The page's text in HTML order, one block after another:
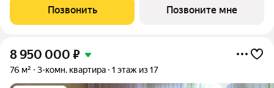
этаже, в жилом комплексе "Томилино Парк".Квартира
комплекса на выбор: может быть как с
Позвонить Позвоните мне
8 950 000 ₽
76 м² 3-комн. квартира 1 этаж из 17